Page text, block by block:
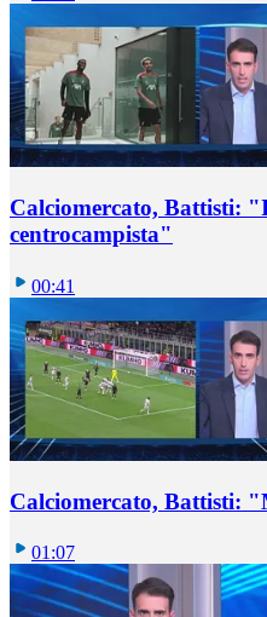
Calciomercato, Battisti:
centrocampista"
00:41
Calciomercato, Battisti:
01:07